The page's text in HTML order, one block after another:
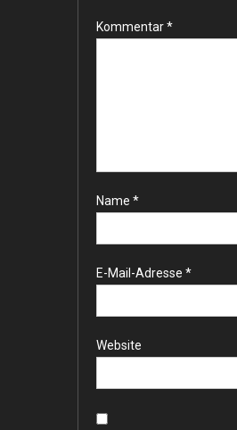
Kommentar*
Name *
E-Mail-Adresse *
Website